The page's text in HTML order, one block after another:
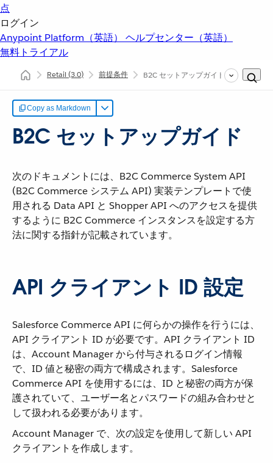
点
ログイン
Anypoint Platform（英語） ヘルプセンター（英語）
無料トライアル
Retail (3.0) 前提条件 B2C セットアップガイド
Copy as Markdown
B2C セットアップガイド
次のドキュメントには、B2C Commerce System API
(B2C Commerce システム API) 実装テンプレートで使
用される Data API と Shopper API へのアクセスを提供
するように B2C Commerce インスタンスを設定する方
法に関する指針が記載されています。
API クライアント ID 設定
Salesforce Commerce API に何らかの操作を行うには、
API クライアント ID が必要です。API クライアント ID
は、Account Manager から付与されるログイン情報
で、ID 値と秘密の両方で構成されます。Salesforce
Commerce API を使用するには、ID と秘密の両方が保
護されていて、ユーザー名とパスワードの組み合わせと
して扱われる必要があります。
Account Manager で、次の設定を使用して新しい API
クライアントを作成します。